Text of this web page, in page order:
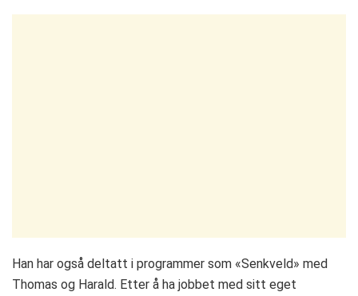
Han har også deltatt i programmer som «Senkveld» med
Thomas og Harald. Etter å ha jobbet med sitt eget